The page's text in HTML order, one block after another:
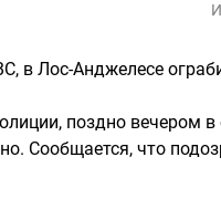
в Лос-Анджелесе
поздно вечером в
Сообщается, что